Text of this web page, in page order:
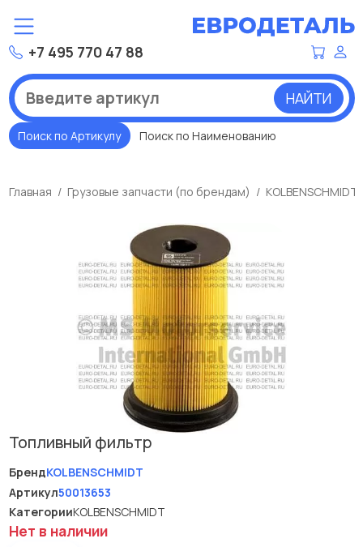
+7 495 770 47 88
НАЙТИ
Поиск по Артикулу Поиск по Наименованию
Главная Грузовые запчасти (по брендам) KOLBENSCHMIDT
Топливный фильтр
БрендKOLBENSCHMIDT
Артикул50013653
КатегорииKOLBENSCHMIDT
Нет в наличии